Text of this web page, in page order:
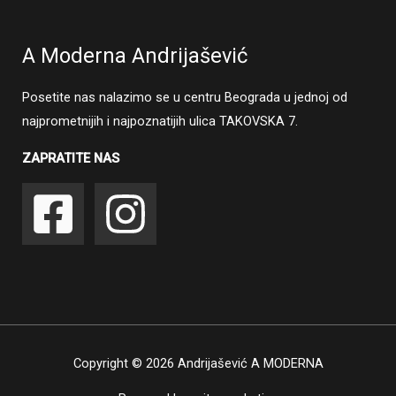
A Moderna Andrijašević
Posetite nas nalazimo se u centru Beograda u jednoj od
najprometnijih i najpoznatijih ulica TAKOVSKA 7.
ZAPRATITE NAS
Copyright © 2026 Andrijašević A MODERNA